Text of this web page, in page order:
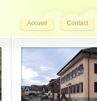
Accueil Contact